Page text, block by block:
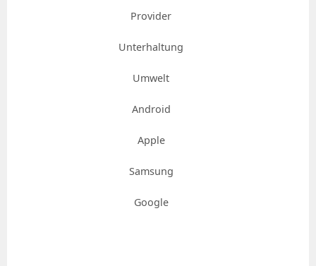
Provider
Unterhaltung
Umwelt
Android
Apple
Samsung
Google